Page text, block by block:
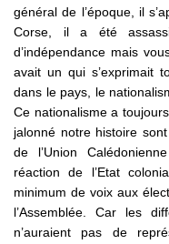
général de l’époque, il
Corse, il a été
d’indépendance mais
avait un qui s’exprimait
dans le pays, le
Ce nationalisme a
jalonné notre histoire
de l’Union
réaction de l’Etat
minimum de voix aux
l’Assemblée. Car les
n’auraient pas de